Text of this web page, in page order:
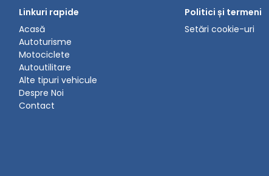
Linkuri rapide
Acasă
Autoturisme
Motociclete
Autoutilitare
Alte tipuri vehicule
Despre Noi
Contact
Politici și termeni
Setări cookie-uri